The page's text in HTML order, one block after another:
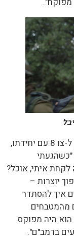
למחרת, יום ראשון ה-30 ביולי, התייצב אלון ל-צו 8 עם יחידתו,
"כשהגעתי
איתי, אוכל?
יוצרות –
איך להסתדר
מהמטבחים
הוא היה מפוקס
ברמב"ם".